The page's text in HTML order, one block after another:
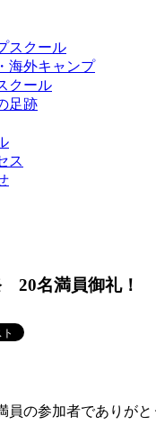
スクール
海外キャンプ
クール
足跡
ス
20名満員御礼！
員の参加者でありがと